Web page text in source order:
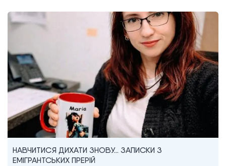
НАВЧИТИСЯ ДИХАТИ ЗНОВУ… ЗАПИСКИ З
ЕМІГРАНТСЬКИХ ПРЕРІЙ